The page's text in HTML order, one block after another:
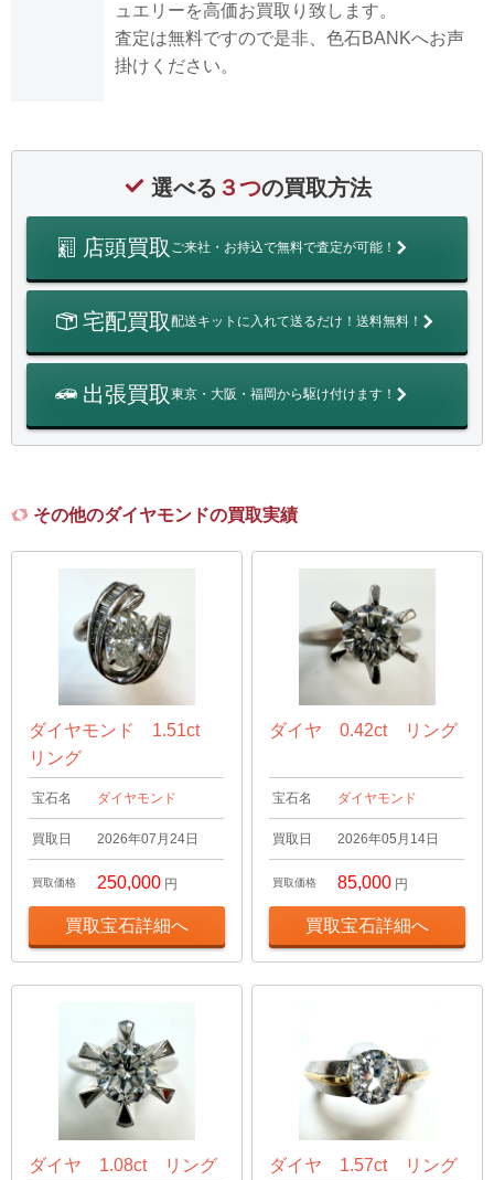
ュエリーを高価お買取り致します。
査定は無料ですので是非、色石BANKへお声
掛けください。
選べる ３つの買取方法
店頭買取 ご来社・お持込で無料で査定が可能！
宅配買取配送キットに入れて送るだけ！送料無料！
出張買取東京・大阪・福岡から駆け付けます！
その他のダイヤモンドの買取実績
ダイヤモンド 1.51ct
リング
宝石名 ダイヤモンド
買取日 2026年07月24日
買取価格 250,000 円
買取宝石詳細へ
ダイヤ 0.42ct リング
宝石名 ダイヤモンド
買取日 2026年05月14日
買取価格 85,000 円
買取宝石詳細へ
ダイヤ 1.08ct リング ダイヤ 1.57ct リング